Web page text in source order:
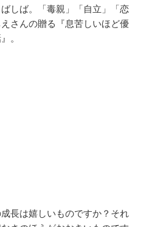
しば。「毒親」「自立」「恋
さんの贈る『息苦しいほど優
。
長は嬉しいものですか？それ